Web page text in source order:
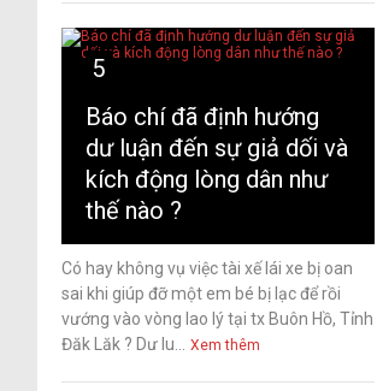
5
Báo chí đã định hướng
dư luận đến sự giả dối và
kích động lòng dân như
thế nào ?
Có hay không vụ việc tài xế lái xe bị oan
sai khi giúp đỡ một em bé bị lạc để rồi
vướng vào vòng lao lý tại tx Buôn Hồ, Tỉnh
Đăk Lăk ? Dư lu...
Xem thêm